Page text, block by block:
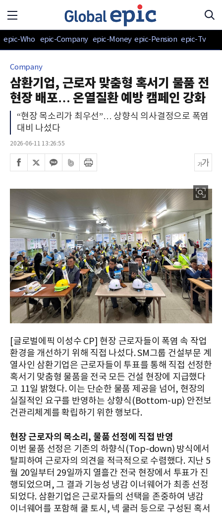
epic-Who epic-Company epic-Money epic-Pension epic-Tv
Company
삼환기업, 근로자 맞춤형 혹서기 물품 전
현장 배포… 온열질환 예방 캠페인 강화
“현장 목소리가 최우선”… 상향식 의사결정으로 폭염
대비 나섰다
2026-06-11 13:26:55
[글로벌에픽 이성수 CP] 현장 근로자들이 폭염 속 작업
환경을 개선하기 위해 직접 나섰다. SM그룹 건설부문 계
열사인 삼환기업은 근로자들이 투표를 통해 직접 선정한
혹서기 맞춤형 물품을 전국 모든 건설 현장에 지급했다
고 11일 밝혔다. 이는 단순한 물품 제공을 넘어, 현장의
실질적인 요구를 반영하는 상향식(Bottom-up) 안전보
건관리체계를 확립하기 위한 행보다.
현장 근로자의 목소리, 물품 선정에 직접 반영
이번 물품 선정은 기존의 하향식(Top-down) 방식에서
탈피하여 근로자의 의견을 적극적으로 수렴했다. 지난 5
월 20일부터 29일까지 열흘간 전국 현장에서 투표가 진
행되었으며, 그 결과 기능성 냉감 이너웨어가 최종 선정
되었다. 삼환기업은 근로자들의 선택을 존중하여 냉감
이너웨어를 포함해 쿨 토시, 넥 쿨러 등으로 구성된 혹서